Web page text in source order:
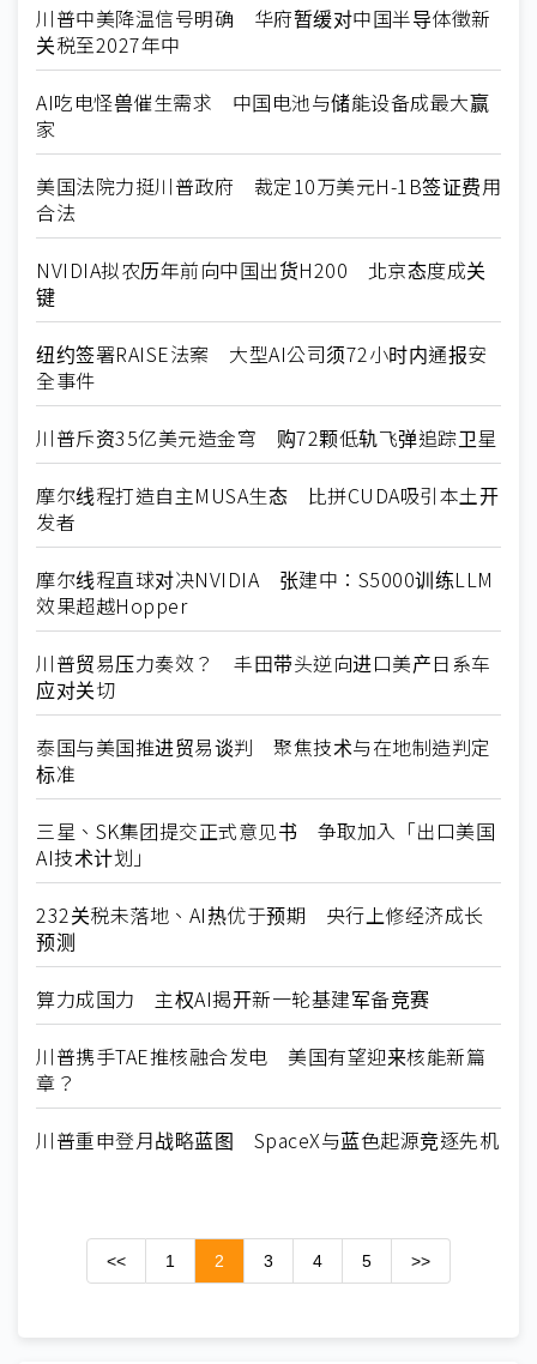
川普中美降温信号明确 华府暂缓对中国半导体徵新
关税至2027年中
AI吃电怪兽催生需求 中国电池与储能设备成最大赢
家
美国法院力挺川普政府 裁定10万美元H-1B签证费用
合法
NVIDIA拟农历年前向中国出货H200 北京态度成关
键
纽约签署RAISE法案 大型AI公司须72小时内通报安
全事件
川普斥资35亿美元造金穹 购72颗低轨飞弹追踪卫星
摩尔线程打造自主MUSA生态 比拼CUDA吸引本土开
发者
摩尔线程直球对决NVIDIA 张建中：S5000训练LLM
效果超越Hopper
川普贸易压力奏效？ 丰田带头逆向进口美产日系车
应对关切
泰国与美国推进贸易谈判 聚焦技术与在地制造判定
标准
三星、SK集团提交正式意见书 争取加入「出口美国
AI技术计划」
232关税未落地、AI热优于预期 央行上修经济成长
预测
算力成国力 主权AI揭开新一轮基建军备竞赛
川普携手TAE推核融合发电 美国有望迎来核能新篇
章？
川普重申登月战略蓝图 SpaceX与蓝色起源竞逐先机
<< 1 2 3 4 5 >>